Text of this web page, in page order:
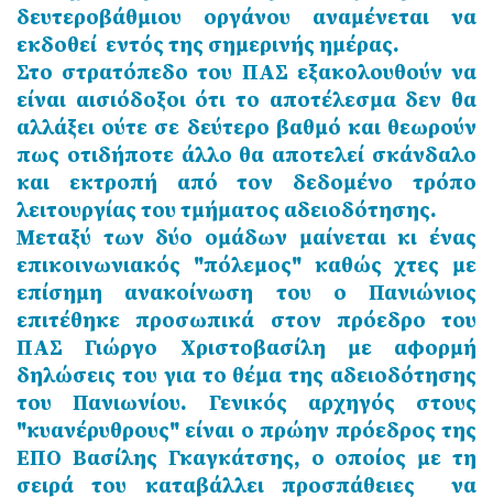
δευτεροβάθμιου οργάνου αναμένεται να
εκδοθεί εντός της σημερινής ημέρας.
Στο στρατόπεδο του ΠΑΣ εξακολουθούν να
είναι αισιόδοξοι ότι το αποτέλεσμα δεν θα
αλλάξει ούτε σε δεύτερο βαθμό και θεωρούν
πως οτιδήποτε άλλο θα αποτελεί σκάνδαλο
και εκτροπή από τον δεδομένο τρόπο
λειτουργίας του τμήματος αδειοδότησης.
Μεταξύ των δύο ομάδων μαίνεται κι ένας
επικοινωνιακός "πόλεμος" καθώς χτες με
επίσημη ανακοίνωση του ο Πανιώνιος
επιτέθηκε προσωπικά στον πρόεδρο του
ΠΑΣ Γιώργο Χριστοβασίλη με αφορμή
δηλώσεις του για το θέμα της αδειοδότησης
του Πανιωνίου. Γενικός αρχηγός στους
"κυανέρυθρους" είναι ο πρώην πρόεδρος της
ΕΠΟ Βασίλης Γκαγκάτσης, ο οποίος με τη
σειρά του καταβάλλει προσπάθειες να